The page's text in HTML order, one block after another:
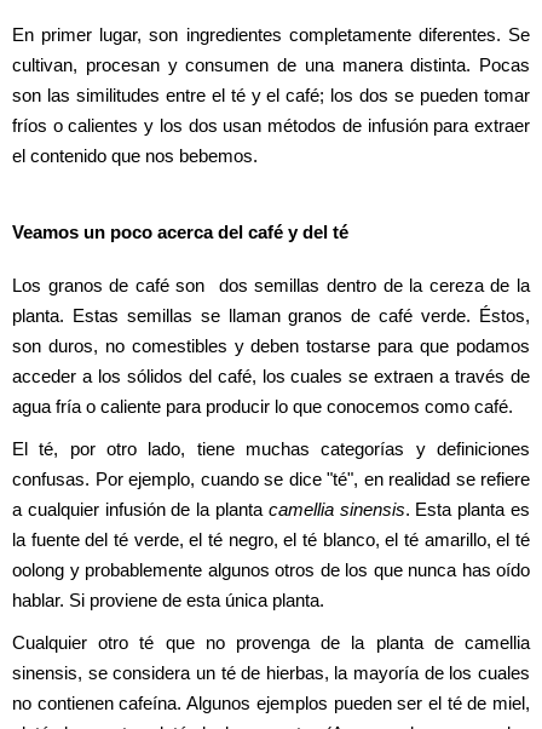
En primer lugar, son ingredientes completamente diferentes. Se
cultivan, procesan y consumen de una manera distinta. Pocas
son las similitudes entre el té y el café; los dos se pueden tomar
fríos o calientes y los dos usan métodos de infusión para extraer
el contenido que nos bebemos.
Veamos un poco acerca del café y del té
Los granos de café son  dos semillas dentro de la cereza de la
planta. Estas semillas se llaman granos de café verde. Éstos,
son duros, no comestibles y deben tostarse para que podamos
acceder a los sólidos del café, los cuales se extraen a través de
agua fría o caliente para producir lo que conocemos como café.
El té, por otro lado, tiene muchas categorías y definiciones
confusas. Por ejemplo, cuando se dice "té", en realidad se refiere
a cualquier infusión de la planta camellia sinensis. Esta planta es
la fuente del té verde, el té negro, el té blanco, el té amarillo, el té
oolong y probablemente algunos otros de los que nunca has oído
hablar. Si proviene de esta única planta.
Cualquier otro té que no provenga de la planta de camellia
sinensis, se considera un té de hierbas, la mayoría de los cuales
no contienen cafeína. Algunos ejemplos pueden ser el té de miel,